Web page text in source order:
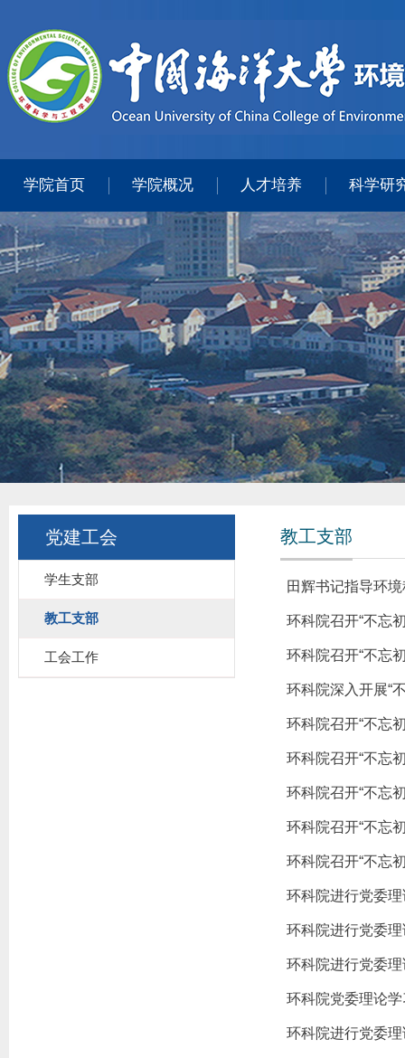
学院首页 学院概况 人才培养 科学研
党建工会
学生支部
教工支部
工会工作
教工支部
田辉书记指导环
环科院召开“不忘
环科院召开“不忘
环科院深入开展“
环科院召开“不忘
环科院召开“不忘
环科院召开“不忘
环科院召开“不忘
环科院召开“不忘
环科院进行党委
环科院进行党委
环科院进行党委
环科院党委理论
环科院进行党委